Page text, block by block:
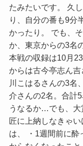
たみたいです。 久
り、自分の番も9分
かったり。 でも、
か、東京からの3名
本戦の収録は10月
からは古今亭志ん
川こはるさんの3名
介さんの2名。合計
うなるか…でも、大
匠に上納しなきゃ
は、 ・1週間前に酔